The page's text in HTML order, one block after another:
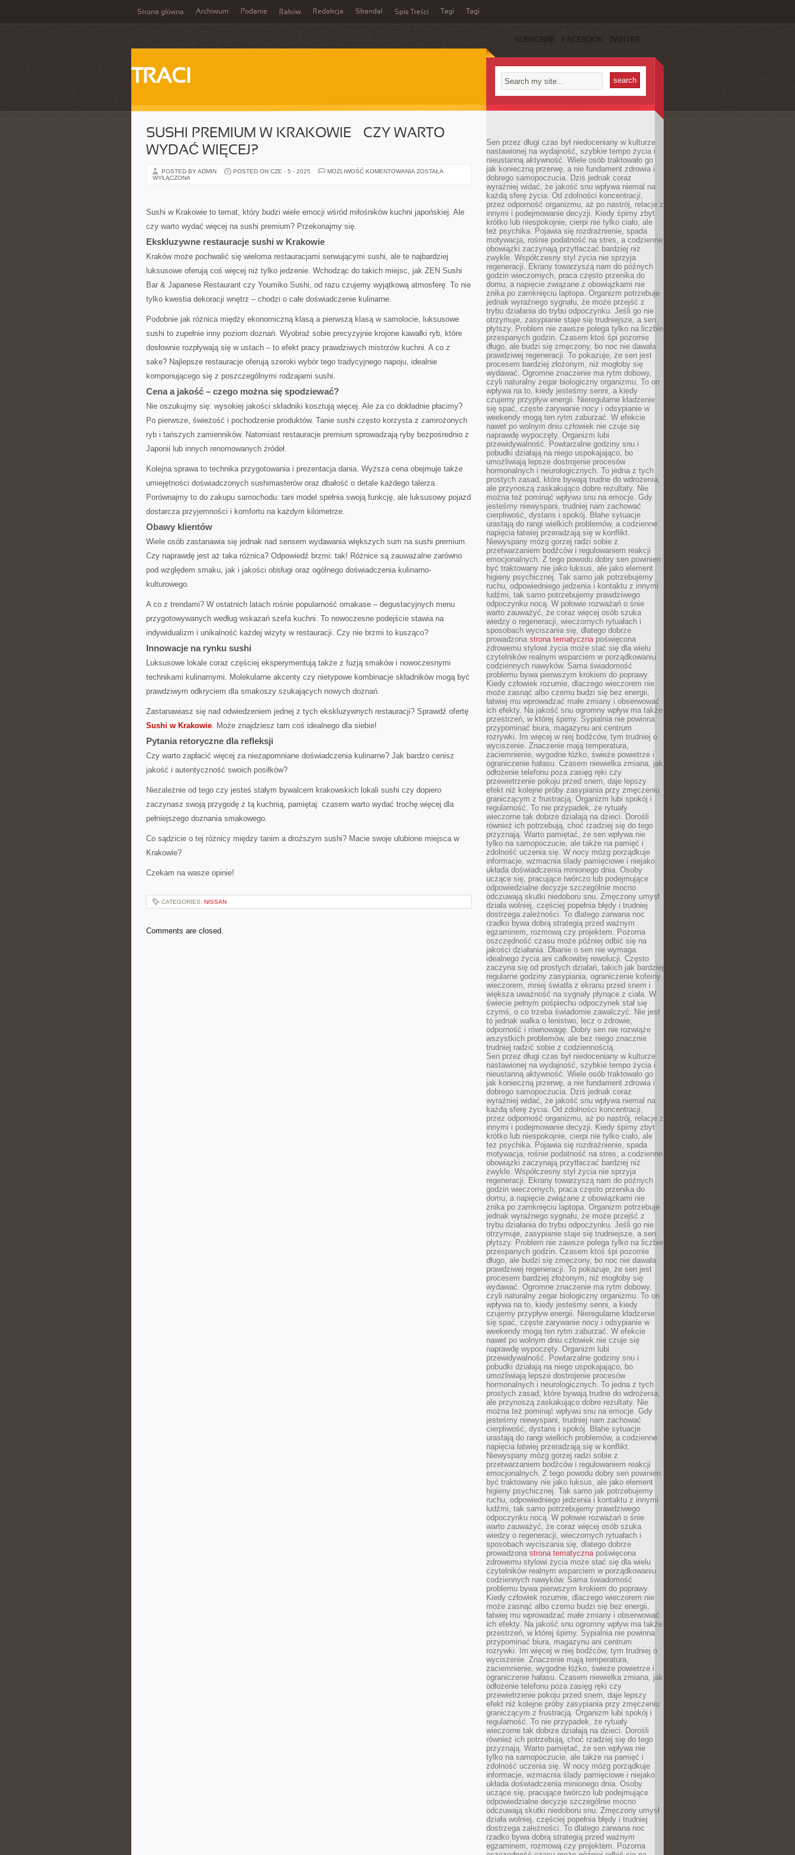
Strona główna Archiwum Podanie Raków Redakcja Skandal Spis Treści Tagi Tagi
SUBSCRIBE FACEBOOK TWITTER
TRACI
SUSHI PREMIUM W KRAKOWIE – CZY WARTO
WYDAĆ WIĘCEJ?
POSTED BY ADMIN POSTED ON CZE - 5 - 2025 MOŻLIWOŚĆ KOMENTOWANIA SUSHI
WARTO
WYDAĆ
ZOSTAŁA
WYŁĄCZONA
Sushi w Krakowie to temat, który budzi wiele emocji wśród miłośników kuchni japońskiej. Ale
czy warto wydać więcej na sushi premium? Przekonajmy się.
Ekskluzywne restauracje sushi w Krakowie
Kraków może pochwalić się wieloma restauracjami serwującymi sushi, ale te najbardziej
luksusowe oferują coś więcej niż tylko jedzenie. Wchodząc do takich miejsc, jak ZEN Sushi
Bar & Japanese Restaurant czy Youmiko Sushi, od razu czujemy wyjątkową atmosferę. To nie
tylko kwestia dekoracji wnętrz – chodzi o całe doświadczenie kulinarne.
Podobnie jak różnica między ekonomiczną klasą a pierwszą klasą w samolocie, luksusowe
sushi to zupełnie inny poziom doznań. Wyobraź sobie precyzyjnie krojone kawałki ryb, które
dosłownie rozpływają się w ustach – to efekt pracy prawdziwych mistrzów kuchni. A co z
sake? Najlepsze restauracje oferują szeroki wybór tego tradycyjnego napoju, idealnie
komponującego się z poszczególnymi rodzajami sushi.
Cena a jakość – czego można się spodziewać?
Nie oszukujmy się: wysokiej jakości składniki kosztują więcej. Ale za co dokładnie płacimy?
Po pierwsze, świeżość i pochodzenie produktów. Tanie sushi często korzysta z zamrożonych
ryb i tańszych zamienników. Natomiast restauracje premium sprowadzają ryby bezpośrednio z
Japonii lub innych renomowanych źródeł.
Kolejna sprawa to technika przygotowania i prezentacja dania. Wyższa cena obejmuje także
umiejętności doświadczonych sushimasterów oraz dbałość o detale każdego talerza.
Porównajmy to do zakupu samochodu: tani model spełnia swoją funkcję, ale luksusowy pojazd
dostarcza przyjemności i komfortu na każdym kilometrze.
Obawy klientów
Wiele osób zastanawia się jednak nad sensem wydawania większych sum na sushi premium.
Czy naprawdę jest aż taka różnica? Odpowiedź brzmi: tak! Różnice są zauważalne zarówno
pod względem smaku, jak i jakości obsługi oraz ogólnego doświadczenia kulinarno-
kulturowego.
A co z trendami? W ostatnich latach rośnie popularność omakase – degustacyjnych menu
przygotowywanych według wskazań szefa kuchni. To nowoczesne podejście stawia na
indywidualizm i unikalność każdej wizyty w restauracji. Czy nie brzmi to kusząco?
Innowacje na rynku sushi
Luksusowe lokale coraz częściej eksperymentują także z fuzją smaków i nowoczesnymi
technikami kulinarnymi. Molekularne akcenty czy nietypowe kombinacje składników mogą być
prawdziwym odkryciem dla smakoszy szukających nowych doznań.
Zastanawiasz się nad odwiedzeniem jednej z tych ekskluzywnych restauracji? Sprawdź ofertę
Sushi w Krakowie. Może znajdziesz tam coś idealnego dla siebie!
Pytania retoryczne dla refleksji
Czy warto zapłacić więcej za niezapomniane doświadczenia kulinarne? Jak bardzo cenisz
jakość i autentyczność swoich posiłków?
Niezależnie od tego czy jesteś stałym bywalcem krakowskich lokali sushi czy dopiero
zaczynasz swoją przygodę z tą kuchnią, pamiętaj: czasem warto wydać trochę więcej dla
pełniejszego doznania smakowego.
Co sądzicie o tej różnicy między tanim a droższym sushi? Macie swoje ulubione miejsca w
Krakowie?
Czekam na wasze opinie!
CATEGORIES: NISSAN
Comments are closed.
Sen przez długi czas był niedoceniany w kulturze
nastawionej na wydajność, szybkie tempo życia i
nieustanną aktywność. Wiele osób traktowało go
jak konieczną przerwę, a nie fundament zdrowia i
dobrego samopoczucia. Dziś jednak coraz
wyraźniej widać, że jakość snu wpływa niemal na
każdą sferę życia. Od zdolności koncentracji,
przez odporność organizmu, aż po nastrój, relacje z
innymi i podejmowanie decyzji. Kiedy śpimy zbyt
krótko lub niespokojnie, cierpi nie tylko ciało, ale
też psychika. Pojawia się rozdrażnienie, spada
motywacja, rośnie podatność na stres, a codzienne
obowiązki zaczynają przytłaczać bardziej niż
zwykle. Współczesny styl życia nie sprzyja
regeneracji. Ekrany towarzyszą nam do późnych
godzin wieczornych, praca często przenika do
domu, a napięcie związane z obowiązkami nie
znika po zamknięciu laptopa. Organizm potrzebuje
jednak wyraźnego sygnału, że może przejść z
trybu działania do trybu odpoczynku. Jeśli go nie
otrzymuje, zasypianie staje się trudniejsze, a sen
płytszy. Problem nie zawsze polega tylko na liczbie
przespanych godzin. Czasem ktoś śpi pozornie
długo, ale budzi się zmęczony, bo noc nie dawała
prawdziwej regeneracji. To pokazuje, że sen jest
procesem bardziej złożonym, niż mogłoby się
wydawać. Ogromne znaczenie ma rytm dobowy,
czyli naturalny zegar biologiczny organizmu. To on
wpływa na to, kiedy jesteśmy senni, a kiedy
czujemy przypływ energii. Nieregularne kładzenie
się spać, częste zarywanie nocy i odsypianie w
weekendy mogą ten rytm zaburzać. W efekcie
nawet po wolnym dniu człowiek nie czuje się
naprawdę wypoczęty. Organizm lubi
przewidywalność. Powtarzalne godziny snu i
pobudki działają na niego uspokajająco, bo
umożliwiają lepsze dostrojenie procesów
hormonalnych i neurologicznych. To jedna z tych
prostych zasad, które bywają trudne do wdrożenia,
ale przynoszą zaskakująco dobre rezultaty. Nie
można też pominąć wpływu snu na emocje. Gdy
jesteśmy niewyspani, trudniej nam zachować
cierpliwość, dystans i spokój. Błahe sytuacje
urastają do rangi wielkich problemów, a codzienne
napięcia łatwiej przeradzają się w konflikt.
Niewyspany mózg gorzej radzi sobie z
przetwarzaniem bodźców i regulowaniem reakcji
emocjonalnych. Z tego powodu dobry sen powinien
być traktowany nie jako luksus, ale jako element
higieny psychicznej. Tak samo jak potrzebujemy
ruchu, odpowiedniego jedzenia i kontaktu z innymi
ludźmi, tak samo potrzebujemy prawdziwego
odpoczynku nocą. W połowie rozważań o śnie
warto zauważyć, że coraz więcej osób szuka
wiedzy o regeneracji, wieczornych rytuałach i
sposobach wyciszania się, dlatego dobrze
prowadzona strona tematycznapoświęcona
zdrowemu stylowi życia może stać się dla wielu
czytelników realnym wsparciem w porządkowaniu
codziennych nawyków. Sama świadomość
problemu bywa pierwszym krokiem do poprawy.
Kiedy człowiek rozumie, dlaczego wieczorem nie
może zasnąć albo czemu budzi się bez energii,
łatwiej mu wprowadzać małe zmiany i obserwować
ich efekty. Na jakość snu ogromny wpływ ma także
przestrzeń, w której śpimy. Sypialnia nie powinna
przypominać biura, magazynu ani centrum
rozrywki. Im więcej w niej bodźców, tym trudniej o
wyciszenie. Znaczenie mają temperatura,
zaciemnienie, wygodne łóżko, świeże powietrze i
ograniczenie hałasu. Czasem niewielka zmiana, jak
odłożenie telefonu poza zasięg ręki czy
przewietrzenie pokoju przed snem, daje lepszy
efekt niż kolejne próby zasypiania przy zmęczeniu
graniczącym z frustracją. Organizm lubi spokój i
regularność. To nie przypadek, że rytuały
wieczorne tak dobrze działają na dzieci. Dorośli
również ich potrzebują, choć rzadziej się do tego
przyznają. Warto pamiętać, że sen wpływa nie
tylko na samopoczucie, ale także na pamięć i
zdolność uczenia się. W nocy mózg porządkuje
informacje, wzmacnia ślady pamięciowe i niejako
układa doświadczenia minionego dnia. Osoby
uczące się, pracujące twórczo lub podejmujące
odpowiedzialne decyzje szczególnie mocno
odczuwają skutki niedoboru snu. Zmęczony umysł
działa wolniej, częściej popełnia błędy i trudniej
dostrzega zależności. To dlatego zarwana noc
rzadko bywa dobrą strategią przed ważnym
egzaminem, rozmową czy projektem. Pozorna
oszczędność czasu może później odbić się na
jakości działania. Dbanie o sen nie wymaga
idealnego życia ani całkowitej rewolucji. Często
zaczyna się od prostych działań, takich jak bardziej
regularne godziny zasypiania, ograniczenie kofeiny
wieczorem, mniej światła z ekranu przed snem i
większa uważność na sygnały płynące z ciała. W
świecie pełnym pośpiechu odpoczynek stał się
czymś, o co trzeba świadomie zawalczyć. Nie jest
to jednak walka o lenistwo, lecz o zdrowie,
odporność i równowagę. Dobry sen nie rozwiąże
wszystkich problemów, ale bez niego znacznie
trudniej radzić sobie z codziennością.
Sen przez długi czas był niedoceniany w kulturze
nastawionej na wydajność, szybkie tempo życia i
nieustanną aktywność. Wiele osób traktowało go
jak konieczną przerwę, a nie fundament zdrowia i
dobrego samopoczucia. Dziś jednak coraz
wyraźniej widać, że jakość snu wpływa niemal na
każdą sferę życia. Od zdolności koncentracji,
przez odporność organizmu, aż po nastrój, relacje z
innymi i podejmowanie decyzji. Kiedy śpimy zbyt
krótko lub niespokojnie, cierpi nie tylko ciało, ale
też psychika. Pojawia się rozdrażnienie, spada
motywacja, rośnie podatność na stres, a codzienne
obowiązki zaczynają przytłaczać bardziej niż
zwykle. Współczesny styl życia nie sprzyja
regeneracji. Ekrany towarzyszą nam do późnych
godzin wieczornych, praca często przenika do
domu, a napięcie związane z obowiązkami nie
znika po zamknięciu laptopa. Organizm potrzebuje
jednak wyraźnego sygnału, że może przejść z
trybu działania do trybu odpoczynku. Jeśli go nie
otrzymuje, zasypianie staje się trudniejsze, a sen
płytszy. Problem nie zawsze polega tylko na liczbie
przespanych godzin. Czasem ktoś śpi pozornie
długo, ale budzi się zmęczony, bo noc nie dawała
prawdziwej regeneracji. To pokazuje, że sen jest
procesem bardziej złożonym, niż mogłoby się
wydawać. Ogromne znaczenie ma rytm dobowy,
czyli naturalny zegar biologiczny organizmu. To on
wpływa na to, kiedy jesteśmy senni, a kiedy
czujemy przypływ energii. Nieregularne kładzenie
się spać, częste zarywanie nocy i odsypianie w
weekendy mogą ten rytm zaburzać. W efekcie
nawet po wolnym dniu człowiek nie czuje się
naprawdę wypoczęty. Organizm lubi
przewidywalność. Powtarzalne godziny snu i
pobudki działają na niego uspokajająco, bo
umożliwiają lepsze dostrojenie procesów
hormonalnych i neurologicznych. To jedna z tych
prostych zasad, które bywają trudne do wdrożenia,
ale przynoszą zaskakująco dobre rezultaty. Nie
można też pominąć wpływu snu na emocje. Gdy
jesteśmy niewyspani, trudniej nam zachować
cierpliwość, dystans i spokój. Błahe sytuacje
urastają do rangi wielkich problemów, a codzienne
napięcia łatwiej przeradzają się w konflikt.
Niewyspany mózg gorzej radzi sobie z
przetwarzaniem bodźców i regulowaniem reakcji
emocjonalnych. Z tego powodu dobry sen powinien
być traktowany nie jako luksus, ale jako element
higieny psychicznej. Tak samo jak potrzebujemy
ruchu, odpowiedniego jedzenia i kontaktu z innymi
ludźmi, tak samo potrzebujemy prawdziwego
odpoczynku nocą. W połowie rozważań o śnie
warto zauważyć, że coraz więcej osób szuka
wiedzy o regeneracji, wieczornych rytuałach i
sposobach wyciszania się, dlatego dobrze
prowadzona strona tematycznapoświęcona
zdrowemu stylowi życia może stać się dla wielu
czytelników realnym wsparciem w porządkowaniu
codziennych nawyków. Sama świadomość
problemu bywa pierwszym krokiem do poprawy.
Kiedy człowiek rozumie, dlaczego wieczorem nie
może zasnąć albo czemu budzi się bez energii,
łatwiej mu wprowadzać małe zmiany i obserwować
ich efekty. Na jakość snu ogromny wpływ ma także
przestrzeń, w której śpimy. Sypialnia nie powinna
przypominać biura, magazynu ani centrum
rozrywki. Im więcej w niej bodźców, tym trudniej o
wyciszenie. Znaczenie mają temperatura,
zaciemnienie, wygodne łóżko, świeże powietrze i
ograniczenie hałasu. Czasem niewielka zmiana, jak
odłożenie telefonu poza zasięg ręki czy
przewietrzenie pokoju przed snem, daje lepszy
efekt niż kolejne próby zasypiania przy zmęczeniu
graniczącym z frustracją. Organizm lubi spokój i
regularność. To nie przypadek, że rytuały
wieczorne tak dobrze działają na dzieci. Dorośli
również ich potrzebują, choć rzadziej się do tego
przyznają. Warto pamiętać, że sen wpływa nie
tylko na samopoczucie, ale także na pamięć i
zdolność uczenia się. W nocy mózg porządkuje
informacje, wzmacnia ślady pamięciowe i niejako
układa doświadczenia minionego dnia. Osoby
uczące się, pracujące twórczo lub podejmujące
odpowiedzialne decyzje szczególnie mocno
odczuwają skutki niedoboru snu. Zmęczony umysł
działa wolniej, częściej popełnia błędy i trudniej
dostrzega zależności. To dlatego zarwana noc
rzadko bywa dobrą strategią przed ważnym
egzaminem, rozmową czy projektem. Pozorna